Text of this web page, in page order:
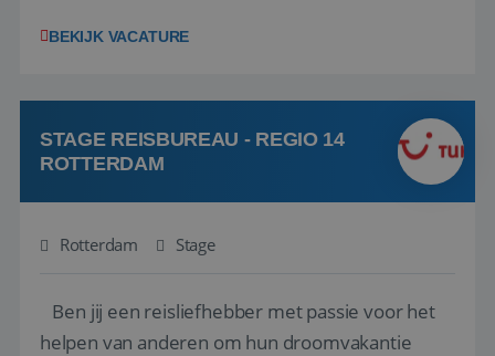
wensen van je team, je klant en wat er in de
klanten te overtuigen om die droomreis te
boeken! ...
BEKIJK VACATURE
STAGE REISBUREAU - REGIO 14
ROTTERDAM
Rotterdam Stage
Ben jij een reisliefhebber met passie voor het
helpen van anderen om hun droomvakantie